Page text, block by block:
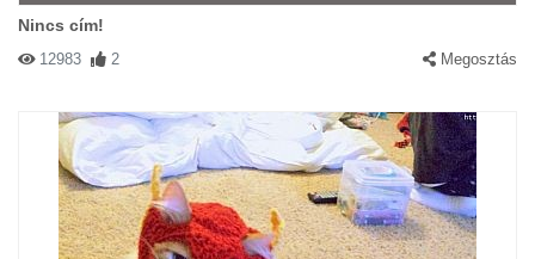
Nincs cím!
12983 2 Megosztás